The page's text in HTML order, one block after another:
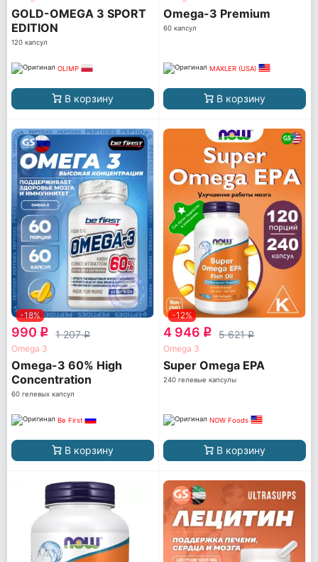
GOLD-OMEGA 3 SPORT
EDITION
120 капсул
OLIMP
В корзину
Omega-3 Premium
60 капсул
MAXLER (USA)
В корзину
-18%
990 q 1 207q
Omega 3
Omega-3 60% High
Concentration
60 гелевых капсул
Be First
В корзину
-12%
4 946 q 5 621q
Omega 3
Super Omega EPA
240 гелевые капсулы
NOW Foods
В корзину